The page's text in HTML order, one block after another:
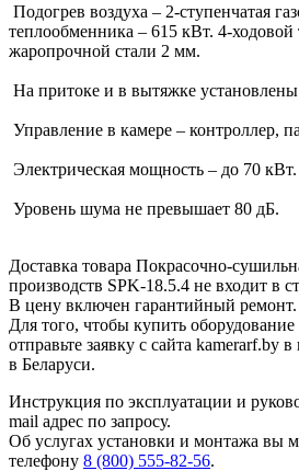
Подогрев воздуха – 2-ступенчатая
теплообменника – 615 кВт. 4-
жаропрочной стали 2 мм.
На притоке и в вытяжке
Управление в камере – контроллер,
Электрическая мощность – до 70 кВт.
Уровень шума не превышает 80 дБ.
Доставка товара Покрасочно-
производств SPK-18.5.4 не входит в
В цену включен гарантийный ремонт.
Для того, чтобы купить
отправьте заявку с сайта kamerarf.by
в Беларуси.
Инструкция по эксплуатации и
mail адрес по запросу.
Об услугах установки и монтажа вы
телефону 8 (800) 555-82-56.